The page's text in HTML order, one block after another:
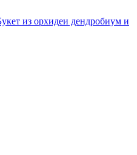
из орхидеи дендробиум и